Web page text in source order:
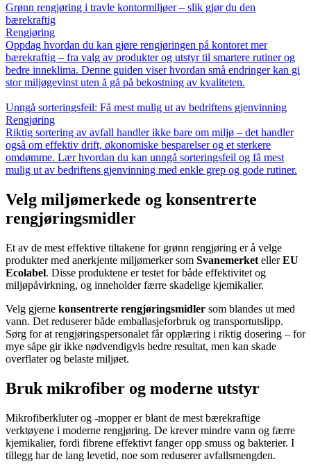
Grønn rengjøring i travle kontormiljøer – slik gjør du den
bærekraftig
Rengjøring
Oppdag hvordan du kan gjøre rengjøringen på kontoret mer
bærekraftig – fra valg av produkter og utstyr til smartere rutiner og
bedre inneklima. Denne guiden viser hvordan små endringer kan gi
stor miljøgevinst uten å gå på bekostning av kvaliteten.
Unngå sorteringsfeil: Få mest mulig ut av bedriftens gjenvinning
Rengjøring
Riktig sortering av avfall handler ikke bare om miljø – det handler
også om effektiv drift, økonomiske besparelser og et sterkere
omdømme. Lær hvordan du kan unngå sorteringsfeil og få mest
mulig ut av bedriftens gjenvinning med enkle grep og gode rutiner.
Velg miljømerkede og konsentrerte
rengjøringsmidler
Et av de mest effektive tiltakene for grønn rengjøring er å velge
produkter med anerkjente miljømerker som Svanemerket ellerEU
Ecolabel. Disse produktene er testet for både effektivitet og
miljøpåvirkning, og inneholder færre skadelige kjemikalier.
Velg gjerne konsentrerte rengjøringsmidler som blandes ut med
vann. Det reduserer både emballasjeforbruk og transportutslipp.
Sørg for at rengjøringspersonalet får opplæring i riktig dosering – for
mye såpe gir ikke nødvendigvis bedre resultat, men kan skade
overflater og belaste miljøet.
Bruk mikrofiber og moderne utstyr
Mikrofiberkluter og -mopper er blant de mest bærekraftige
verktøyene i moderne rengjøring. De krever mindre vann og færre
kjemikalier, fordi fibrene effektivt fanger opp smuss og bakterier. I
tillegg har de lang levetid, noe som reduserer avfallsmengden.